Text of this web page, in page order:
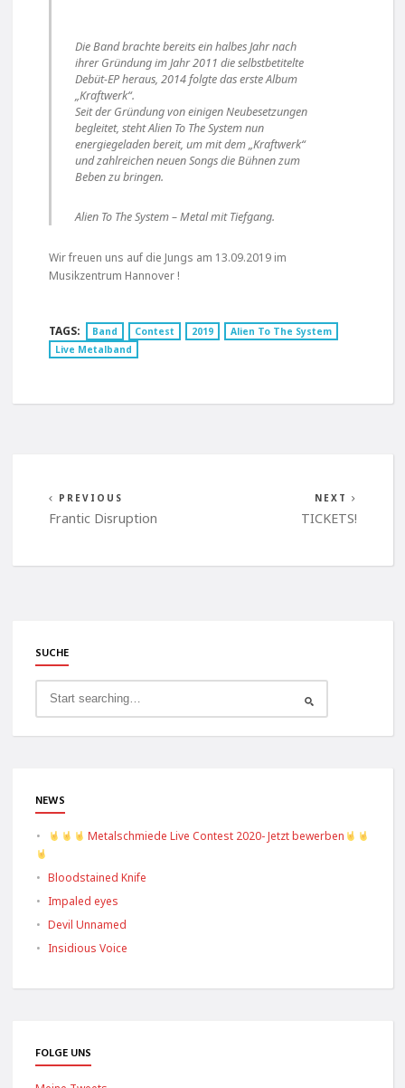
Die Band brachte bereits ein halbes Jahr nach
ihrer Gründung im Jahr 2011 die selbstbetitelte
Debüt-EP heraus, 2014 folgte das erste Album
„Kraftwerk“.
Seit der Gründung von einigen Neubesetzungen
begleitet, steht Alien To The System nun
energiegeladen bereit, um mit dem „Kraftwerk“
und zahlreichen neuen Songs die Bühnen zum
Beben zu bringen.
Alien To The System – Metal mit Tiefgang.
Wir freuen uns auf die Jungs am 13.09.2019 im
Musikzentrum Hannover !
TAGS: Band Contest 2019
Alien To The System
Live Metalband
PREVIOUS
Frantic Disruption
NEXT
TICKETS!
SUCHE
NEWS
Metalschmiede Live Contest 2020- Jetzt bewerben
Bloodstained Knife
Impaled eyes
Devil Unnamed
Insidious Voice
FOLGE UNS